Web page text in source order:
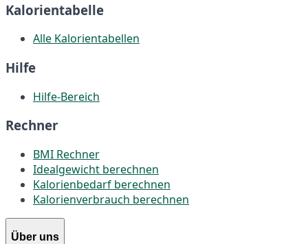
Kalorientabelle
Alle Kalorientabellen
Hilfe
Hilfe-Bereich
Rechner
BMI Rechner
Idealgewicht berechnen
Kalorienbedarf berechnen
Kalorienverbrauch berechnen
Über uns